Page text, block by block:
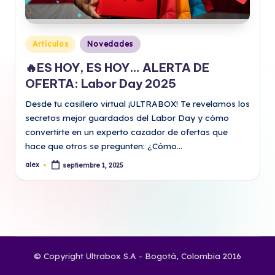
Publicado
en
Artículos Novedades
🔥ES HOY, ES HOY… ALERTA DE
OFERTA: Labor Day 2025
Desde tu casillero virtual ¡ULTRABOX! Te revelamos los
secretos mejor guardados del Labor Day y cómo
convertirte en un experto cazador de ofertas que
hace que otros se pregunten: ¿Cómo…
Publicado
alex septiembre 1, 2025
© Copyright Ultrabox S.A - Bogotá, Colombia 2016